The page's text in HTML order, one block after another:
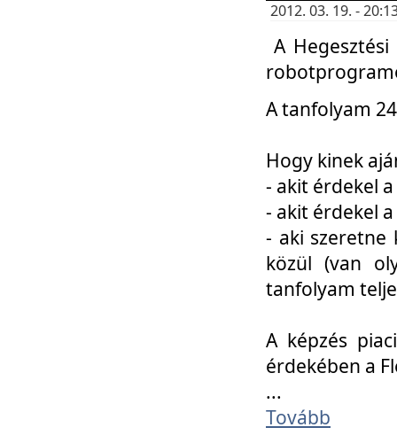
2012. 03. 19. -
A
A tanfolyam
Hogy kinek
- akit érdekel
- akit érdekel
- aki szeretne
közül (van
tanfolyam
A képzés
érdekében a
...
Tovább